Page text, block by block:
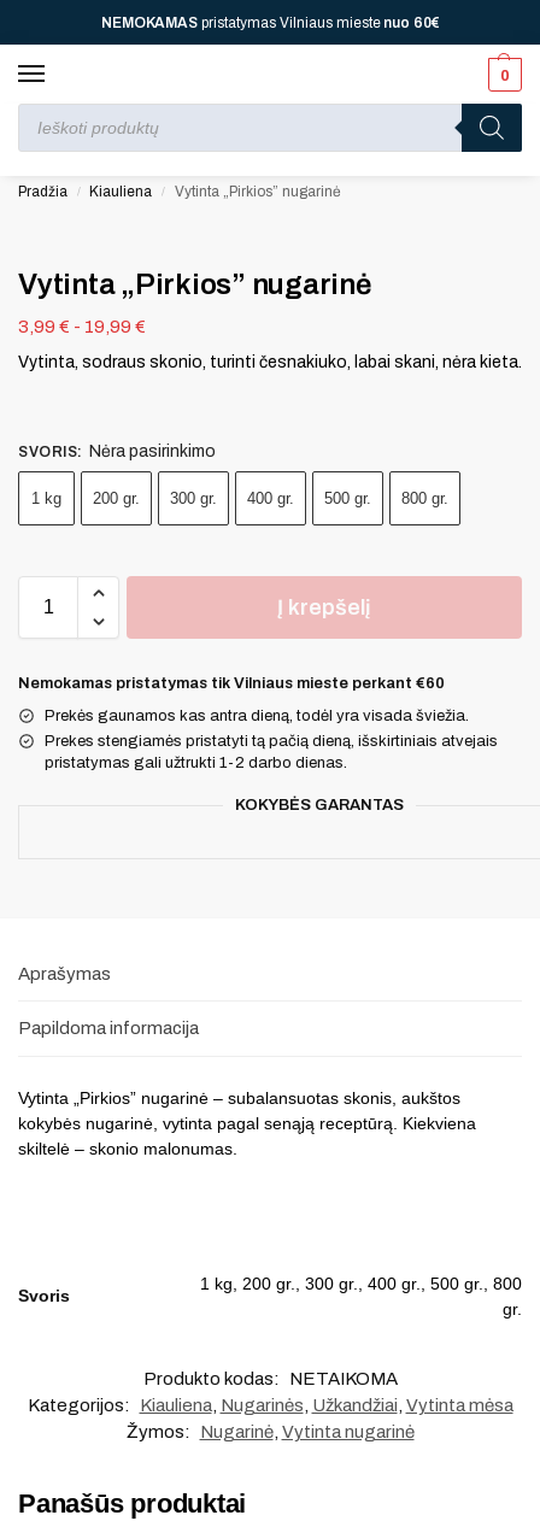
NEMOKAMASpristatymas Vilniaus miestenuo 60€
0
Perkant nuo70 € ⚡ jūsų laukia viena dovana, nuo dvi, nuo150 € ⚡
Pradžia / Kiauliena / Vytinta „Pirkios” nugarinė
Vytinta „Pirkios” nugarinė
3,99 € - 19,99 €
Vytinta, sodraus skonio, turinti česnakiuko, labai skani, nėra kieta.
SVORIS: Nėra pasirinkimo
1 kg 200 gr. 300 gr. 400 gr. 500 gr. 800 gr.
Į krepšelį
Nemokamas pristatymas tik Vilniaus mieste perkant €60
Prekės gaunamos kas antra dieną, todėl yra visada šviežia.
Prekes stengiamės pristatyti tą pačią dieną, išskirtiniais atvejais
pristatymas gali užtrukti 1-2 darbo dienas.
KOKYBĖS GARANTAS
Aprašymas
Papildoma informacija
Vytinta „Pirkios” nugarinė – subalansuotas skonis, aukštos
kokybės nugarinė, vytinta pagal senąją receptūrą. Kiekviena
skiltelė – skonio malonumas.
Svoris
1 kg, 200 gr., 300 gr., 400 gr., 500 gr., 800
gr.
Produkto kodas:
NETAIKOMA
Kategorijos:
Kiauliena, Nugarinės Užkandžiai Vytinta mėsa
Žymos:
Nugarinė, Vytinta nugarinė
Panašūs produktai